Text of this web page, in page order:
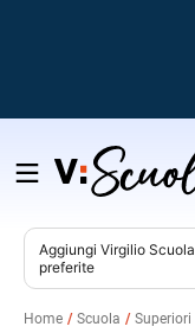
Salta
contenuto
Aggiungi Virgilio Scuola
preferite
Home Scuola Superiori